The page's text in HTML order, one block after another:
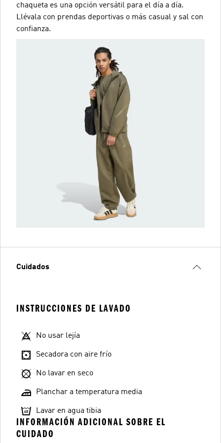
chaqueta es una opción versátil para el día a día.
Llévala con prendas deportivas o más casual y sal con
confianza.
Cuidados
INSTRUCCIONES DE LAVADO
No usar lejía
Secadora con aire frío
No lavar en seco
Planchar a temperatura media
Lavar en agua tibia
INFORMACIÓN ADICIONAL SOBRE EL
CUIDADO